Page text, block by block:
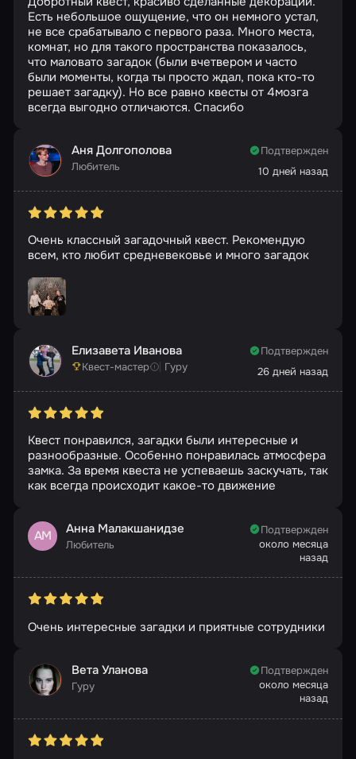
Есть небольшое ощущение, что он немного устал,
не все срабатывало с первого раза. Много места,
комнат, но для такого пространства показалось,
что маловато загадок (были вчетвером и часто
были моменты, когда ты просто ждал, пока кто-то
решает загадку). Но все равно квесты от 4мозга
всегда выгодно отличаются. Спасибо
Аня Долгополова
Любитель
Подтвержден
10 дней назад
Очень классный загадочный квест. Рекомендую
всем, кто любит средневековье и много загадок
Елизавета Иванова
Квест-мастер Гуру
Подтвержден
26 дней назад
Квест понравился, загадки были интересные и
разнообразные. Особенно понравилась атмосфера
замка. За время квеста не успеваешь заскучать, так
как всегда происходит какое-то движение
АМ Анна Малакшанидзе
Любитель
Подтвержден
около месяца
назад
Очень интересные загадки и приятные сотрудники
Вета Уланова
Гуру
Подтвержден
около месяца
назад